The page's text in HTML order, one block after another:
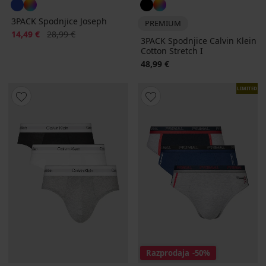
3PACK Spodnjice Joseph
Popust
14,49 € Prvotna cena
28,99 €
PREMIUM
3PACK Spodnjice Calvin Klein
Cotton Stretch I
48,99 €
LIMITED
Razprodaja -50%